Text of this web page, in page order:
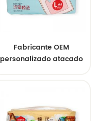
Fabricante OEM
personalizado atacado